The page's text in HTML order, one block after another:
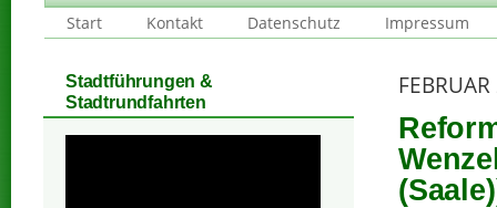
Start
Kontakt Datenschutz Impressum
Stadtführungen &
Stadtrundfahrten